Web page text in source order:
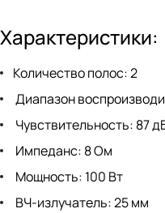
Характеристики:
Количество полос: 2
Диапазон
Чувствительность: 87
Импеданс: 8 Ом
Мощность: 100 Вт
ВЧ-излучатель: 25 мм